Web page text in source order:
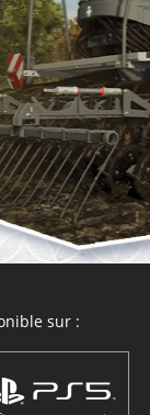
sur :